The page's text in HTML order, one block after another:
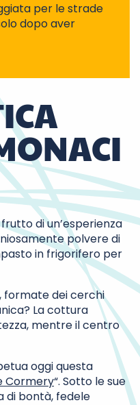
per le strade
dopo aver
di un’esperienza
polvere di
in frigorifero per
formate dei cerchi
La cottura
mentre il centro
oggi questa
Cormery“. Sotto le sue
di bontà, fedele